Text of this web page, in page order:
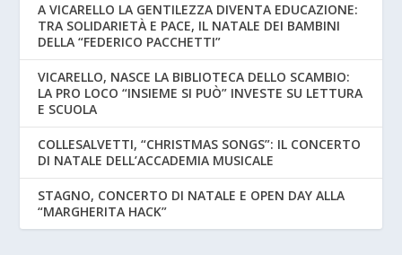
A VICARELLO LA GENTILEZZA DIVENTA EDUCAZIONE:
TRA SOLIDARIETÀ E PACE, IL NATALE DEI BAMBINI
DELLA “FEDERICO PACCHETTI”
VICARELLO, NASCE LA BIBLIOTECA DELLO SCAMBIO:
LA PRO LOCO “INSIEME SI PUÒ” INVESTE SU LETTURA
E SCUOLA
COLLESALVETTI, “CHRISTMAS SONGS”: IL CONCERTO
DI NATALE DELL’ACCADEMIA MUSICALE
STAGNO, CONCERTO DI NATALE E OPEN DAY ALLA
“MARGHERITA HACK”